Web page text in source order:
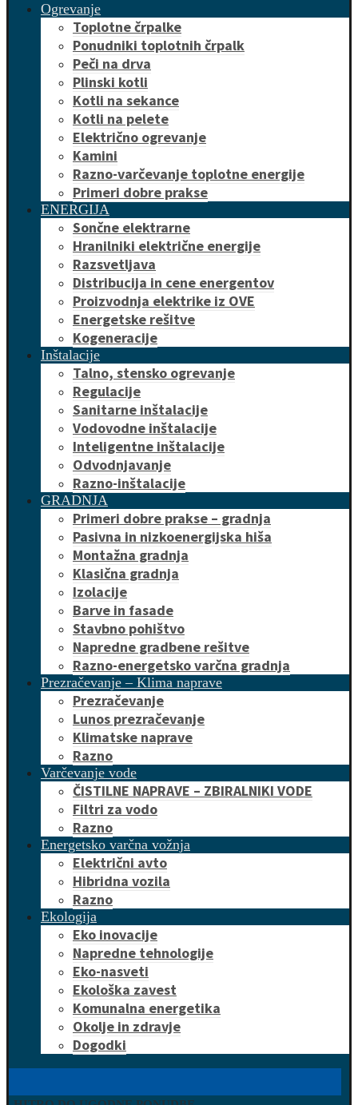
Ogrevanje
Toplotne črpalke
Ponudniki toplotnih črpalk
Peči na drva
Plinski kotli
Kotli na sekance
Kotli na pelete
Električno ogrevanje
Kamini
Razno-varčevanje toplotne energije
Primeri dobre prakse
ENERGIJA
Sončne elektrarne
Hranilniki električne energije
Razsvetljava
Distribucija in cene energentov
Proizvodnja elektrike iz OVE
Energetske rešitve
Kogeneracije
Inštalacije
Talno, stensko ogrevanje
Regulacije
Sanitarne inštalacije
Vodovodne inštalacije
Inteligentne inštalacije
Odvodnjavanje
Razno-inštalacije
GRADNJA
Primeri dobre prakse – gradnja
Pasivna in nizkoenergijska hiša
Montažna gradnja
Klasična gradnja
Izolacije
Barve in fasade
Stavbno pohištvo
Napredne gradbene rešitve
Razno-energetsko varčna gradnja
Prezračevanje – Klima naprave
Prezračevanje
Lunos prezračevanje
Klimatske naprave
Razno
Varčevanje vode
ČISTILNE NAPRAVE – ZBIRALNIKI VODE
Filtri za vodo
Razno
Energetsko varčna vožnja
Električni avto
Hibridna vozila
Razno
Ekologija
Eko inovacije
Napredne tehnologije
Eko-nasveti
Ekološka zavest
Komunalna energetika
Okolje in zdravje
Dogodki